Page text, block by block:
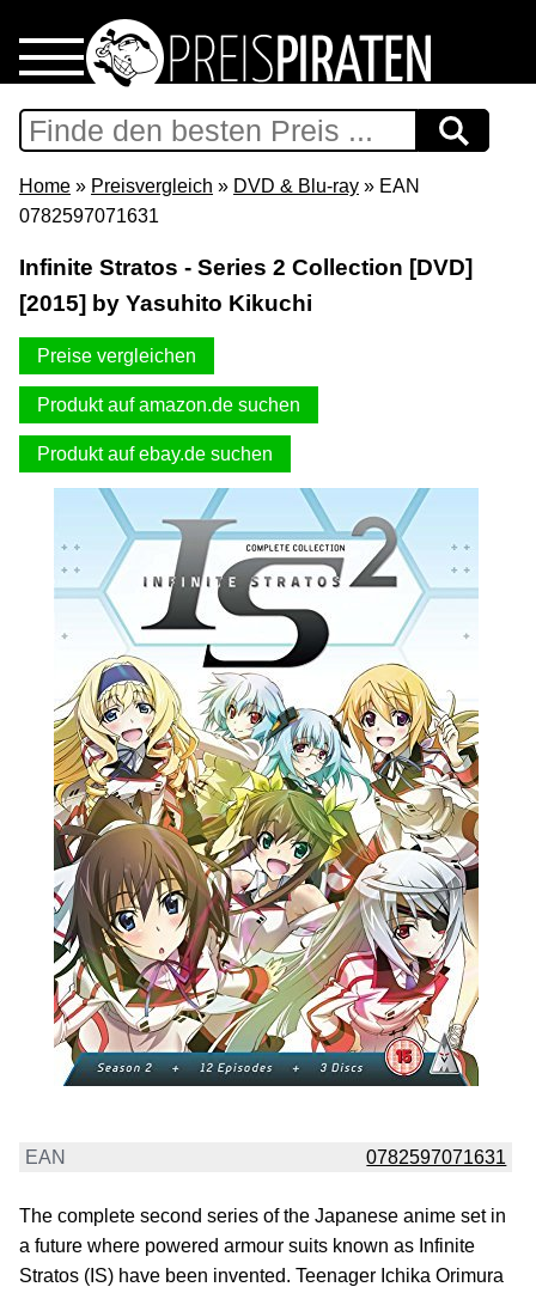
Home
Download
Support & Newsletter
Presse
Datenschutz
Impressum
Home » Preisvergleich » DVD & Blu-ray » EAN
0782597071631
Infinite Stratos - Series 2 Collection [DVD]
[2015] by Yasuhito Kikuchi
Preise vergleichen
Produkt auf amazon.de suchen
Produkt auf ebay.de suchen
EAN 0782597071631
The complete second series of the Japanese anime set in
a future where powered armour suits known as Infinite
Stratos (IS) have been invented. Teenager Ichika Orimura